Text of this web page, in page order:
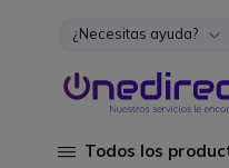
Ir al contenido
¿Necesitas ayuda?
Todos los